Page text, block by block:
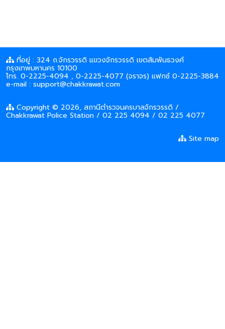
ที่อยู่ : 324 ถ.จักรวรรดิ แขวงจักรวรรดิ เขตสัมพันธวงศ์
กรุงเทพมหานคร 10100
โทร. 0-2225-4094 , 0-2225-4077 (จราจร) แฟกซ์ 0-2225-3884
e-mail : support@chakkrawat.com
Copyright © 2026, สถานีตำรวจนครบาลจักรวรรดิ /
Chakkrawat Police Station / 02 225 4094 / 02 225 4077
Site map